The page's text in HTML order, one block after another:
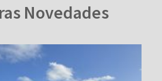
Novedades